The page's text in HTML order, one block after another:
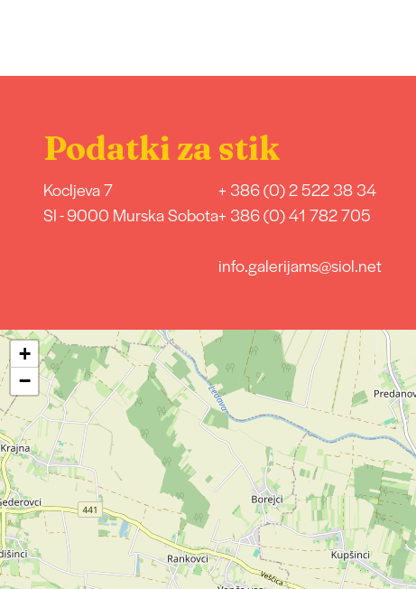
Podatki za stik
Kocljeva 7
SI - 9000 Murska Sobota
+ 386 (0) 2 522 38 34
+ 386 (0) 41 782 705
info.galerijams@siol.net
+
−